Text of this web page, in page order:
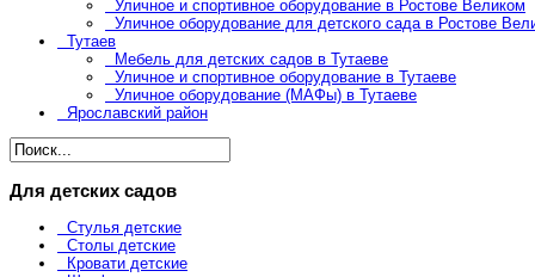
Уличное и спортивное оборудование в Ростове Великом
Уличное оборудование для детского сада в Ростове
Тутаев
Мебель для детских садов в Тутаеве
Уличное и спортивное оборудование в Тутаеве
Уличное оборудование (МАФы) в Тутаеве
Ярославский район
Для детских садов
Стулья детские
Столы детские
Кровати детские